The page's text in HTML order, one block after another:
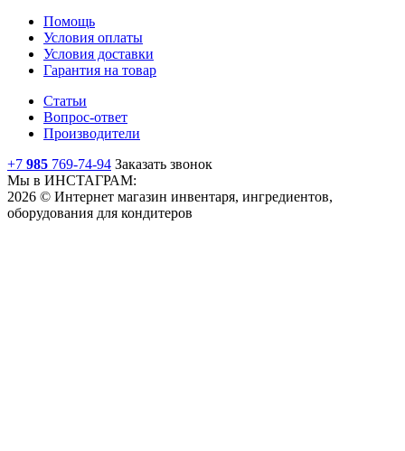
Помощь
Условия оплаты
Условия доставки
Гарантия на товар
Статьи
Вопрос-ответ
Производители
+7 985 769-74-94 Заказать звонок
Мы в ИНСТАГРАМ:
2026 © Интернет магазин инвентаря, ингредиентов,
оборудования для кондитеров